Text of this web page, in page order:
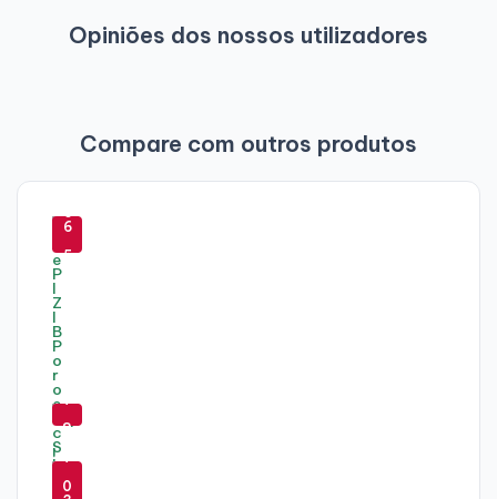
Opiniões dos nossos utilizadores
Compare com outros produtos
-
-
6
%
-
6
7
8
%
-
7
0
6
5